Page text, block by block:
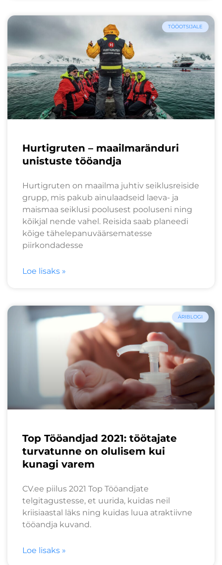
TÖÖOTSIJALE
Hurtigruten – maailmaränduri
unistuste tööandja
Hurtigruten on maailma juhtiv seiklusreiside
grupp, mis pakub ainulaadseid laeva- ja
maismaa seiklusi poolusest pooluseni ning
kõikjal nende vahel. Reisida saab planeedi
kõige tähelepanuväärsematesse
piirkondadesse
Loe lisaks »
ÄRIBLOGI
Top Tööandjad 2021: töötajate
turvatunne on olulisem kui
kunagi varem
CV.ee piilus 2021 Top Tööandjate
telgitagustesse, et uurida, kuidas neil
kriisiaastal läks ning kuidas luua atraktiivne
tööandja kuvand.
Loe lisaks »